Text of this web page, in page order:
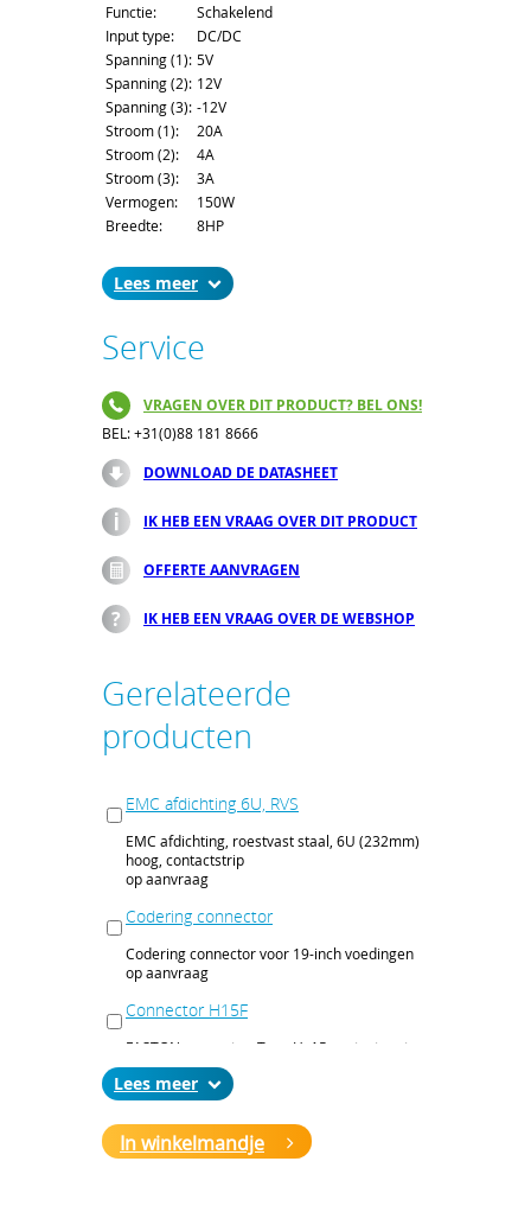
Levertijd en Transport:
De levertijd bedraagt ca. 2 á 3 weken. Bij
het afronden van uw bestelling kunt u de
gewenste leverdatum aangeven;
Voor het afleveren van een voeding
gelden de standaard order- en
verzendkosten.
Functie:
Schakelend
Input type:
DC/DC
Spanning (1): 5V
Spanning (2): 12V
Spanning (3): -12V
Stroom (1):
20A
Stroom (2):
4A
Stroom (3):
3A
Vermogen:
150W
Breedte:
8HP
Diepte:
171,93mm
Connector:
H15M
Lees
Service
VRAGEN OVER DIT PRODUCT? BEL ONS!
BEL: +31(0)88 181 8666
DOWNLOAD DE DATASHEET
IK HEB EEN VRAAG OVER DIT PRODUCT
OFFERTE AANVRAGEN
IK HEB EEN VRAAG OVER DE WEBSHOP
Gerelateerde
producten
EMC afdichting 6U, RVS
EMC afdichting, roestvast staal, 6U (232mm)
hoog, contactstrip
op aanvraag
Codering connector
Codering connector voor 19-inch voedingen
op aanvraag
Connector H15F
FASTON connector, Type H, 15 contactpunten,
6,3x0,8 mm
op aanvraag
Lees
In winkelmandje